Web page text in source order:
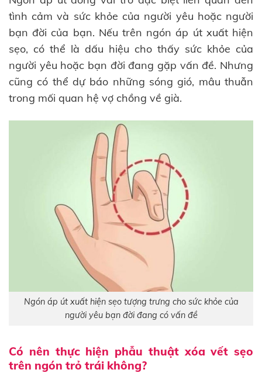
tình cảm và sức khỏe của người yêu hoặc người
bạn đời của bạn. Nếu trên ngón áp út xuất hiện
sẹo, có thể là dấu hiệu cho thấy sức khỏe của
người yêu hoặc bạn đời đang gặp vấn đề. Nhưng
cũng có thể dự báo những sóng gió, mâu thuẫn
trong mối quan hệ vợ chồng về già.
Ngón áp út xuất hiện sẹo tượng trưng cho sức khỏe của
người yêu bạn đời đang có vấn đề
Có nên thực hiện phẫu thuật xóa vết sẹo
trên ngón trỏ trái không?